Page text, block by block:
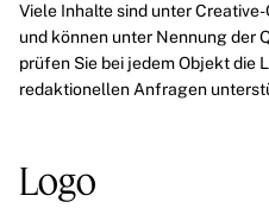
Viele Inhalte sind unter
und können unter Nennung der
prüfen Sie bei jedem Objekt die
redaktionellen Anfragen
Logo